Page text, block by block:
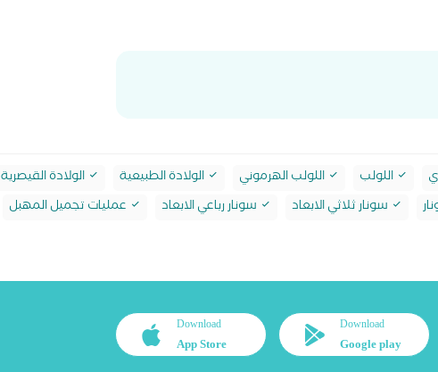
اللولب اللولب الهرموني الولادة الطبيعية الولادة القيصرية
سونار ثلاثي الابعاد سونار رباعي الابعاد عمليات تجميل المهبل
Download
Google play
Download
App Store